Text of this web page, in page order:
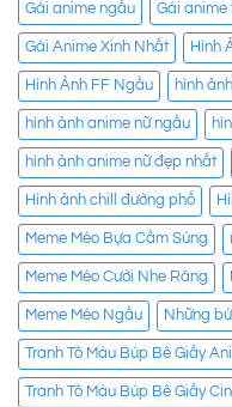
Gái anime ngầu Gái anime
Gái Anime Xinh Nhất Hình
Hình Ảnh FF Ngầu hình
hình ảnh anime nữ ngầu
hình ảnh anime nữ đẹp nhất
Hình ảnh chill đường phố
Meme Mèo Bựa Cầm Súng
Meme Mèo Cười Nhe Răng
Meme Mèo Ngầu Những
Tranh Tô Màu Búp Bê Giấy
Tranh Tô Màu Búp Bê Giấy